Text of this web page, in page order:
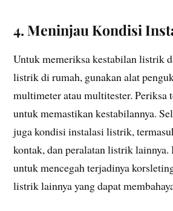
4. Meninjau Kondisi
Untuk memeriksa kestabilan listrik
listrik di rumah, gunakan alat
multimeter atau multitester. Periksa
untuk memastikan kestabilannya.
juga kondisi instalasi listrik,
kontak, dan peralatan listrik
untuk mencegah terjadinya
listrik lainnya yang dapat